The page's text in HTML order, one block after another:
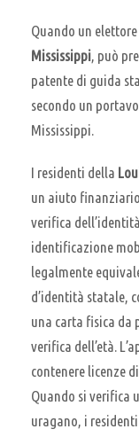
Quando un
Mississippi, può
patente di guida
secondo un
Mississippi.
I residenti della
un aiuto
verifica
identificazione
legalmente
d’identità statale,
una carta fisica da
verifica dell’età.
contenere licenze
Quando si verifica
uragano, i